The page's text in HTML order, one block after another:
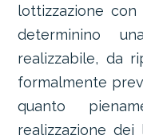
lottizzazione
determinino
realizzabile, da
formalmente
quanto
realizzazione